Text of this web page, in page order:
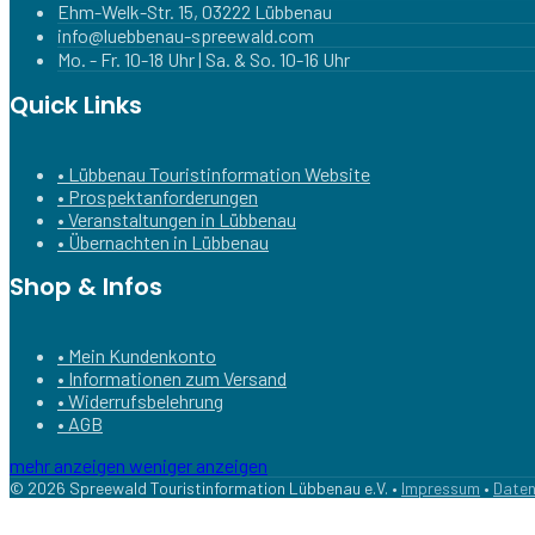
Ehm-Welk-Str. 15, 03222 Lübbenau
info@luebbenau-spreewald.com
Mo. - Fr. 10-18 Uhr | Sa. & So. 10-16 Uhr
Quick Links
• Lübbenau Touristinformation Website
• Prospektanforderungen
• Veranstaltungen in Lübbenau
• Übernachten in Lübbenau
Shop & Infos
• Mein Kundenkonto
• Informationen zum Versand
• Widerrufsbelehrung
• AGB
mehr anzeigen weniger anzeigen
© 2026 Spreewald Touristinformation Lübbenau e.V. • Impressum •